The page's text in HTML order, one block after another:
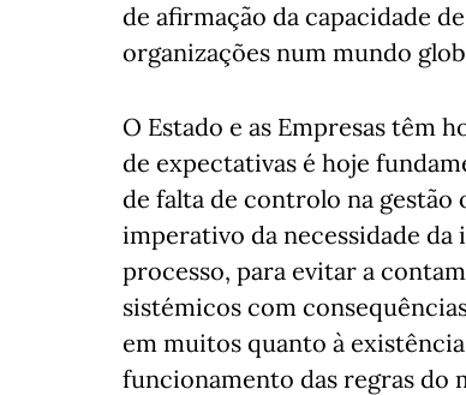
de afirmação da capacidade
organizações num mundo
O Estado e as Empresas têm
de expectativas é hoje
de falta de controlo na
imperativo da necessidade da
processo, para evitar a
sistémicos com
em muitos quanto à
funcionamento das regras do